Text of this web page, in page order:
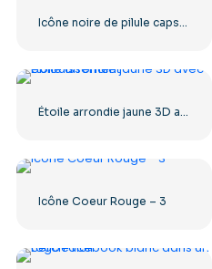
Icône Coeur Rouge – 3